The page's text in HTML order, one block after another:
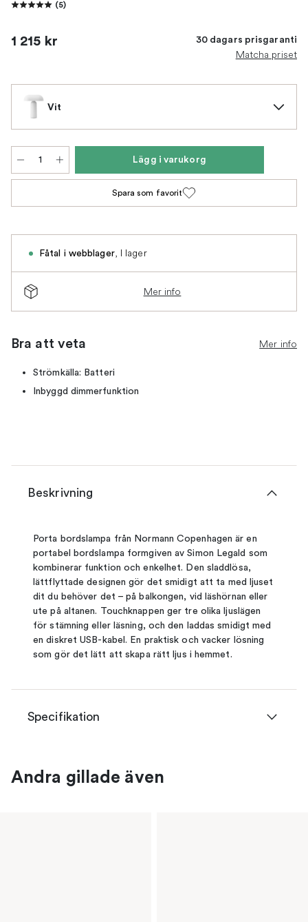
(5)
1 215 kr 30 dagars prisgaranti
Matcha priset
Vit
Lägg i varukorg
Spara som favorit
Fåtal i webblager, I lager
Mer info
Bra att veta Mer info
Strömkälla: Batteri
Inbyggd dimmerfunktion
Beskrivning
Porta bordslampa från Normann Copenhagen är en
portabel bordslampa formgiven av Simon Legald som
kombinerar funktion och enkelhet. Den sladdlösa,
lättflyttade designen gör det smidigt att ta med ljuset
dit du behöver det – på balkongen, vid läshörnan eller
ute på altanen. Touchknappen ger tre olika ljuslägen
för stämning eller läsning, och den laddas smidigt med
en diskret USB-kabel. En praktisk och vacker lösning
som gör det lätt att skapa rätt ljus i hemmet.
Specifikation
Andra gillade även